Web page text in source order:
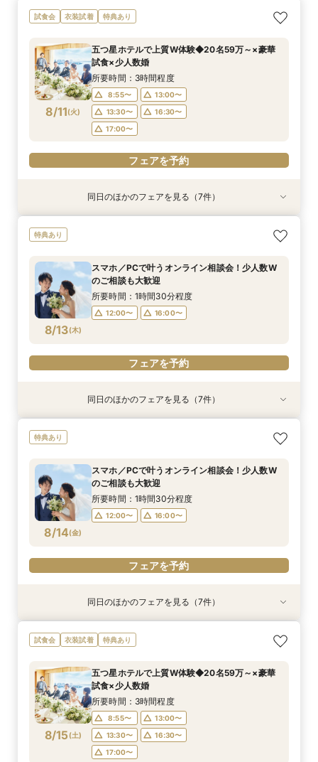
試食会 衣装試着 特典あり
8/11(火)
五つ星ホテルで上質W体験◆20名59万～×豪華
試食×少人数婚
所要時間：3時間程度
8:55〜
13:00〜
13:30〜
16:30〜
17:00〜
フェアを予約
衣装試着 特典あり
8/11(火
【最大20万特典】海見えチャペル×五つ星ホテル
8:50〜
13:00〜
13:30〜
16:30〜
17:00〜
衣装試着 特典あり
8/11(火
【必要なものだけ】ぴったり見つかるお得プラン
9:00〜
13:00〜
13:30〜
16:30〜
17:00〜
8/11(火
スマホ・PCで叶うオンライン相談会！少人数W
9:00〜
13:00〜
13:30〜
16:30〜
17:00〜
衣装試着 特典あり
8/11(火
絶景海見えチャペルで感動ウエディング☆会場見
9:00〜
13:00〜
13:30〜
16:30〜
17:00〜
衣装試着 特典あり
8/11(火
挙式&ホテルスイートルーム会食10名35万円～♪
9:00〜
13:00〜
13:30〜
16:30〜
17:00〜
衣装試着 特典あり
8/11(火
【6名28万～】少人数×ブランドホテルでおもて
9:00〜
13:00〜
13:30〜
16:30〜
17:00〜
衣装試着 特典あり
8/11(火
8:50〜
13:00〜
13:30〜
16:30〜
17:00〜
同日のほかのフェアを見る（7件）
特典あり
8/13(木)
スマホ／PCで叶うオンライン相談会！少人数W
のご相談も大歓迎
所要時間：1時間30分程度
12:00〜 16:00〜
フェアを予約
8/13(木 )
《オンライン相談会》スマホで参加OK◎見積り×
18:00〜 19:00〜
特典あり
8/13(木 )
【パパママ応援！】マタニティ婚＆パパ・ママ婚
12:00〜 16:00〜
8/13(木 )
【結婚式を迷っている方へ】10名35万～*まるわ
13:00〜
16:00〜
18:00〜
特典あり
8/13(木 )
【平日限定のお得な特典あり】家族婚×ブランド
12:00〜 16:00〜
特典あり
8/13(木 )
【必要なものだけ】ぴったり見つかるお得プラン
12:00〜 16:00〜
特典あり
8/13(木 )
挙式&ホテルスイートルーム会食10名35万円～♪
12:00〜 16:00〜
特典あり
8/13(木 )
【絶景チャペル】賢くブランドホテル結婚式相談
12:00〜 16:00〜
同日のほかのフェアを見る（7件）
特典あり
8/14(金)
スマホ／PCで叶うオンライン相談会！少人数W
のご相談も大歓迎
所要時間：1時間30分程度
12:00〜 16:00〜
フェアを予約
8/14(金)
《オンライン相談会》スマホで参加OK◎見積り×
特典付き
18:00〜
フェアを予約
特典あり
8/14(金)
【パパママ応援！】マタニティ婚＆パパ・ママ婚
相談会
12:00〜
フェアを予約
8/14(金)
【結婚式を迷っている方へ】10名35万～*まるわ
かり相談会
13:00〜
18:00〜
フェアを予約
特典あり
8/14(金)
【平日限定のお得な特典あり】家族婚×ブランド
ホテルご相談会★
12:00〜
フェアを予約
特典あり
8/14(金)
【必要なものだけ】ぴったり見つかるお得プラン
♪最大28万優待
12:00〜
フェアを予約
特典あり
8/14(金)
挙式&ホテルスイートルーム会食10名35万円～♪
平日特典あり
12:00〜
フェアを予約
特典あり
8/14(金)
【絶景チャペル】賢くブランドホテル結婚式相談
会！限定特典付
12:00〜
フェアを予約
同日のほかのフェアを見る（7件）
試食会 衣装試着 特典あり
8/15(土)
五つ星ホテルで上質W体験◆20名59万～×豪華
試食×少人数婚
所要時間：3時間程度
8:55〜
13:00〜
13:30〜
16:30〜
17:00〜